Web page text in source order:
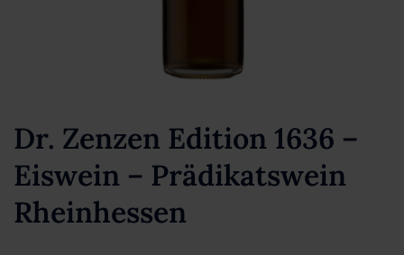
Dr. Zenzen Edition 1636 –
Eiswein – Prädikatswein
Rheinhessen